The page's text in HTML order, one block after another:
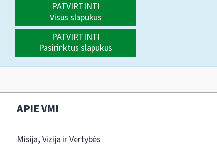
PATVIRTINTI
Visus slapukus
PATVIRTINTI
Pasirinktus slapukus
APIE VMI
Misija, Vizija ir Vertybės